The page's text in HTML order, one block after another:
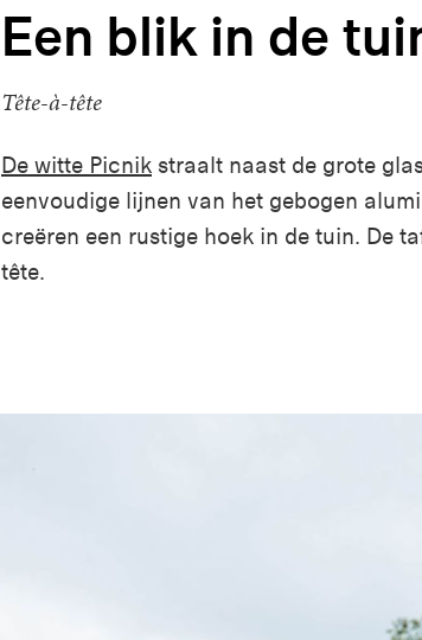
Een blik in de
Tête-à-tête
De witte Picnik straalt naast de grote
eenvoudige lijnen van het gebogen
creëren een rustige hoek in de tuin. De
tête.